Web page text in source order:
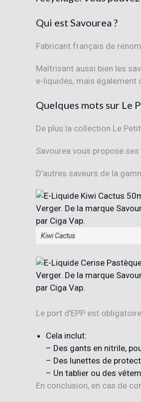
Qui est Savourea ?
Fabricant français de
Maîtrisant aussi bien les
e-liquides, mais également
Quelques mots sur Le
De plus la collection Le
Savourea vous propose
D’autres saveurs de la
Kiwi Cactus
Le port d’EPP est
Cela inclut:
– Des gants en nitrile,
– Des lunettes de
– Un tablier ou des
En conclusion, en cas de